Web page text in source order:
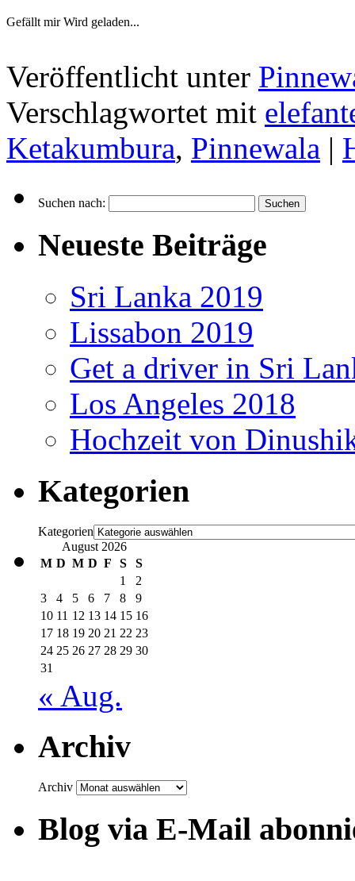
Gefällt mir Wird geladen...
Veröffentlicht unter
Verschlagwortet mit
Ketakumbura, Pinnewala |
Suchen nach:
Neueste Beiträge
Sri Lanka 2019
Lissabon 2019
Get a driver in Sri
Los Angeles 2018
Hochzeit von
Kategorien
Kategorien
August 2026
M D M D F S
S
1
2
3
4 5 6 7 8
9
10 11 12 13 14 15 16
17 18 19 20 21 22 23
24 25 26 27 28 29 30
31
« Aug.
Archiv
Archiv
Blog via E-Mail